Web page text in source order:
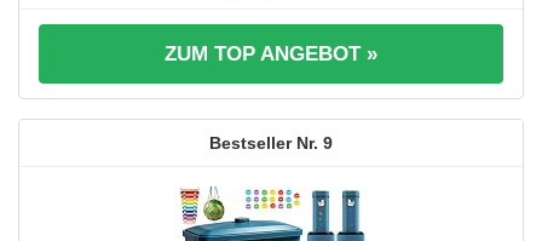
ZUM TOP ANGEBOT »
9